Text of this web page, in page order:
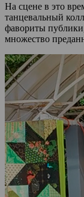
На сцене в это
танцевальный
фавориты
множество